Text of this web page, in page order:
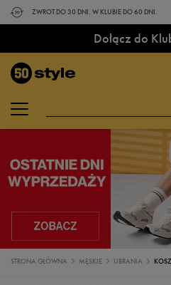
ZWROT DO 30 DNI. W KLUBIE DO 60 DNI.
Dołącz do
STRONA GŁÓWNA MĘSKIE UBRANIA